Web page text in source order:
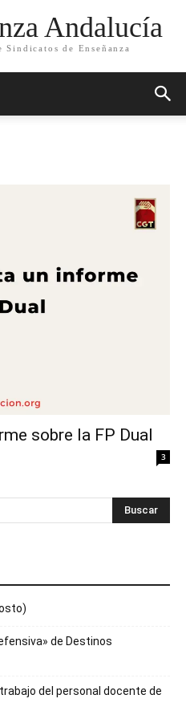
Andalucía
Sindicatos de Enseñanza
sobre la FP Dual
3
de Destinos
del personal docente de